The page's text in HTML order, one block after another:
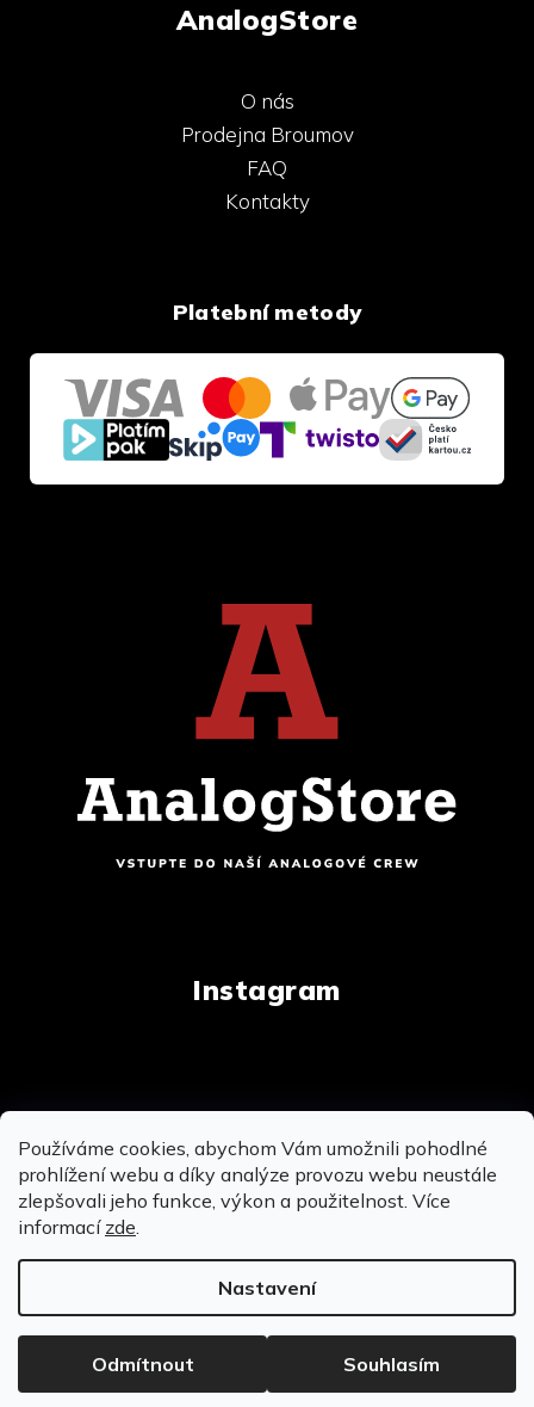
Používáme cookies, abychom Vám umožnili pohodlné
prohlížení webu a díky analýze provozu webu neustále
zlepšovali jeho funkce, výkon a použitelnost. Více
informací zde.
Nastavení
Odmítnout Souhlasím
AnalogStore
O nás
Prodejna Broumov
FAQ
Kontakty
Platební metody
Instagram
Vytvořil Shoptet
vyhrazena.Upravit nastavení cookies
KUDY K NÁM?